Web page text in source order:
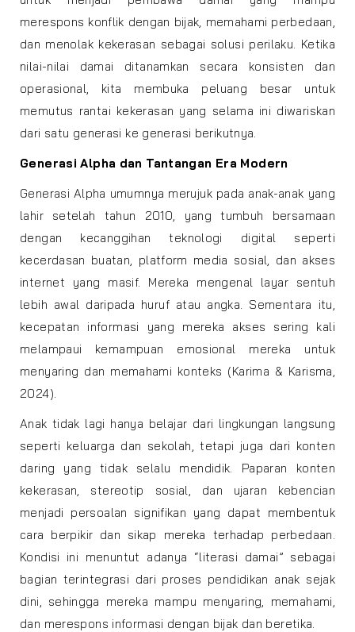
merespons konflik dengan bijak, memahami perbedaan,
dan menolak kekerasan sebagai solusi perilaku. Ketika
nilai-nilai damai ditanamkan secara konsisten dan
operasional, kita membuka peluang besar untuk
memutus rantai kekerasan yang selama ini diwariskan
dari satu generasi ke generasi berikutnya.
Generasi Alpha dan Tantangan Era Modern
Generasi Alpha umumnya merujuk pada anak-anak yang
lahir setelah tahun 2010, yang tumbuh bersamaan
dengan kecanggihan teknologi digital seperti
kecerdasan buatan, platform media sosial, dan akses
internet yang masif. Mereka mengenal layar sentuh
lebih awal daripada huruf atau angka. Sementara itu,
kecepatan informasi yang mereka akses sering kali
melampaui kemampuan emosional mereka untuk
menyaring dan memahami konteks (Karima & Karisma,
2024).
Anak tidak lagi hanya belajar dari lingkungan langsung
seperti keluarga dan sekolah, tetapi juga dari konten
daring yang tidak selalu mendidik. Paparan konten
kekerasan, stereotip sosial, dan ujaran kebencian
menjadi persoalan signifikan yang dapat membentuk
cara berpikir dan sikap mereka terhadap perbedaan.
Kondisi ini menuntut adanya “literasi damai” sebagai
bagian terintegrasi dari proses pendidikan anak sejak
dini, sehingga mereka mampu menyaring, memahami,
dan merespons informasi dengan bijak dan beretika.